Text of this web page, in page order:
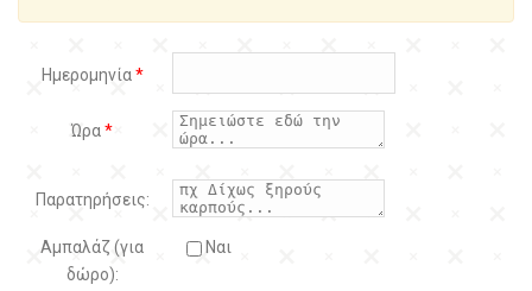
Ημερομηνία*
Ώρα*
Παρατηρήσεις:
Αμπαλάζ (για
δώρο):
Ναι